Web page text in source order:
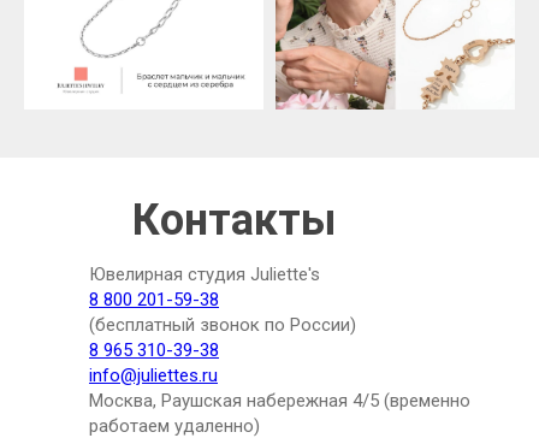
Ювелирная студия Juliette's
8 800 201-59-38
(бесплатный звонок по России)
8 965 310-39-38
info@juliettes.ru
Москва, Раушская набережная 4/5 (временно
работаем удаленно)
Контакты